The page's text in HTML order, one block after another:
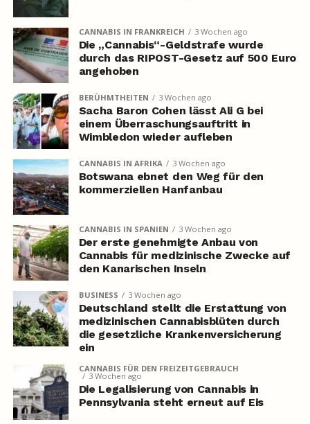
CANNABIS IN FRANKREICH 3 Wochen ago
Die „Cannabis“-Geldstrafe wurde
durch das RIPOST-Gesetz auf 500 Euro
angehoben
BERÜHMTHEITEN 3 Wochen ago
Sacha Baron Cohen lässt Ali G bei
einem Überraschungsauftritt in
Wimbledon wieder aufleben
CANNABIS IN AFRIKA 3 Wochen ago
Botswana ebnet den Weg für den
kommerziellen Hanfanbau
CANNABIS IN SPANIEN 3 Wochen ago
Der erste genehmigte Anbau von
Cannabis für medizinische Zwecke auf
den Kanarischen Inseln
BUSINESS 3 Wochen ago
Deutschland stellt die Erstattung von
medizinischen Cannabisblüten durch
die gesetzliche Krankenversicherung
ein
CANNABIS FÜR DEN FREIZEITGEBRAUCH
3 Wochen ago
Die Legalisierung von Cannabis in
Pennsylvania steht erneut auf Eis